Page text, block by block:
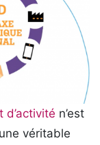
d’activité n’est
véritable